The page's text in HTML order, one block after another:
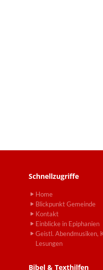
Schnellzugriffe
Home
Blickpunkt Gemeinde
Kontakt
Einblicke in Epiphanien
Geistl. Abendmusiken,
Lesungen
Bibel & Texthilfen